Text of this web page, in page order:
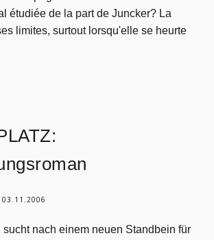
étudiée de la part de Juncker? La
limites, surtout lorsqu'elle se heurte
03.11.2006
sucht nach einem neuen Standbein für